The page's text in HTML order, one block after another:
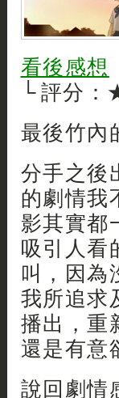
看後感想
└ 評分
最後竹內
分手之後
的劇情我
影其實都
吸引人看
叫，因為
我所追求
播出，重
還是有意
說回劇情